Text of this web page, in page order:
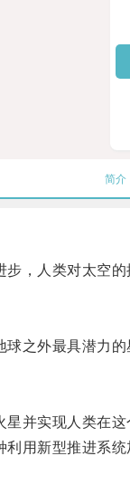
简介
，人类对太空的
外最具潜力的
实现人类在这
新型推进系统